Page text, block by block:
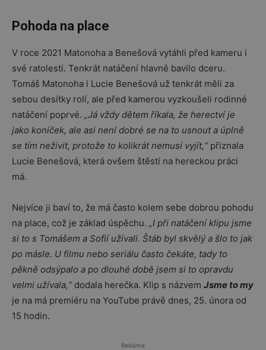
Pohoda na place
V roce 2021 Matonoha a Benešová vytáhli před kameru i
své ratolesti. Tenkrát natáčení hlavně bavilo dceru.
Tomáš Matonoha i Lucie Benešová už tenkrát měli za
sebou desítky rolí, ale před kamerou vyzkoušeli rodinné
natáčení poprvé. „Já vždy dětem říkala, že herectví je
jako koníček, ale asi není dobré se na to usnout a úplně
se tím neživit, protože to kolikrát nemusí vyjít,“přiznala
Lucie Benešová, která ovšem štěstí na hereckou práci
má.
Nejvíce ji baví to, že má často kolem sebe dobrou pohodu
na place, což je základ úspěchu. „I při natáčení klipu jsme
si to s Tomášem a Sofií užívali. Štáb byl skvělý a šlo to jak
po másle. U filmu nebo seriálu často čekáte, tady to
pěkně odsýpalo a po dlouhé době jsem si to opravdu
velmi užívala,“dodala herečka. Klip s názvem Jsme to my
je na má premiéru na YouTube právě dnes, 25. února od
15 hodin.
Reklama